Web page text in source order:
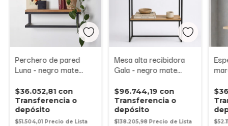
Perchero de pared
Luna - negro mate
$51.504,01
$36.052,81 con
Transferencia o
depósito
Mesa alta recibidora
Gala - negro mate
$138.205,98
$96.744,19 con
Transferencia o
depósito